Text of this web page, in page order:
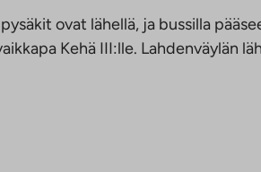
ovat lähellä, ja bussilla
Kehä III:lle. Lahdenväylän